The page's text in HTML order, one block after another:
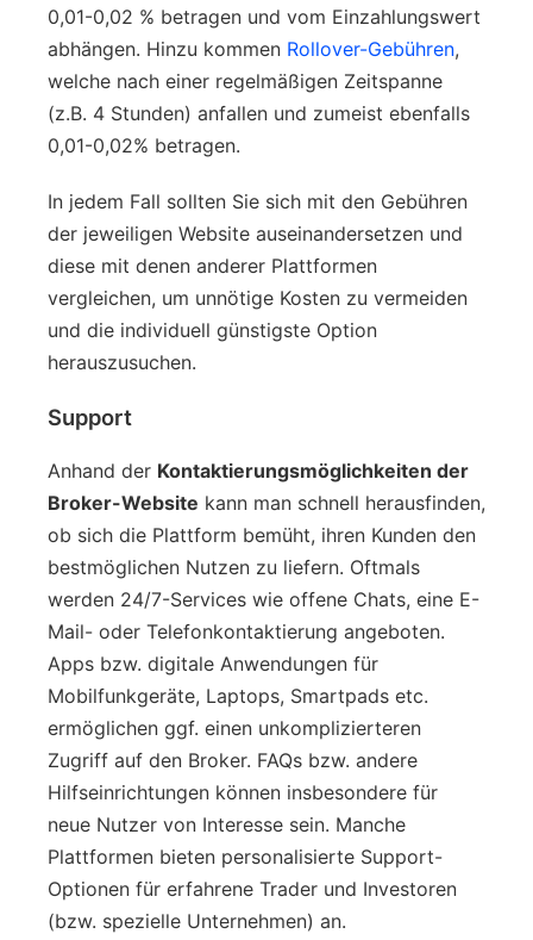
0,01-0,02 % betragen und vom Einzahlungswert
abhängen. Hinzu kommen Rollover-Gebühren,
welche nach einer regelmäßigen Zeitspanne
(z.B. 4 Stunden) anfallen und zumeist ebenfalls
0,01-0,02% betragen.
In jedem Fall sollten Sie sich mit den Gebühren
der jeweiligen Website auseinandersetzen und
diese mit denen anderer Plattformen
vergleichen, um unnötige Kosten zu vermeiden
und die individuell günstigste Option
herauszusuchen.
Support
Anhand der Kontaktierungsmöglichkeiten der
Broker-Website kann man schnell herausfinden,
ob sich die Plattform bemüht, ihren Kunden den
bestmöglichen Nutzen zu liefern. Oftmals
werden 24/7-Services wie offene Chats, eine E-
Mail- oder Telefonkontaktierung angeboten.
Apps bzw. digitale Anwendungen für
Mobilfunkgeräte, Laptops, Smartpads etc.
ermöglichen ggf. einen unkomplizierteren
Zugriff auf den Broker. FAQs bzw. andere
Hilfseinrichtungen können insbesondere für
neue Nutzer von Interesse sein. Manche
Plattformen bieten personalisierte Support-
Optionen für erfahrene Trader und Investoren
(bzw. spezielle Unternehmen) an.